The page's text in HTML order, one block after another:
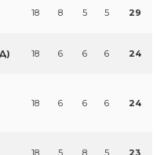
18 8 5 5 29
18 6 6 6 24
18 6 6 6 24